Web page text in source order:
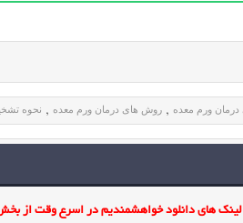
درمان ورم معده , روش های درمان ورم معده , نحوه
های دانلود خواهشمندیم در اسرع وقت از بخش